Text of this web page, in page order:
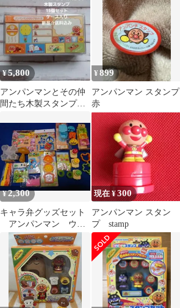
¥5,800
アンパンマンとその仲
間たち木製スタンプ
入り☆新品☆送料込み
¥899
アンパンマン スタンプ
赤
¥2,300
キャラ弁グッズセット
アンパンマン ウル
トラマン はさみなど
現在 ¥300
アンパンマン スタン
プ stamp